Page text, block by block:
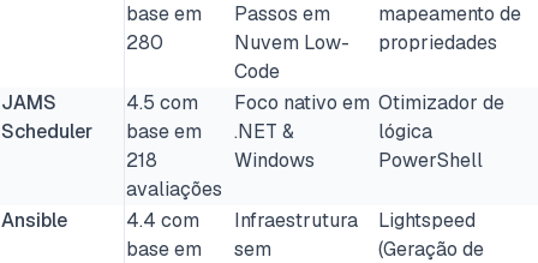
base em
280
Passos em
Nuvem Low-
Code
mapeamento de
propriedades
JAMS
Scheduler
4.5 com
base em
218
avaliações
Foco nativo em
.NET &
Windows
Otimizador de
lógica
PowerShell
Ansible
4.4 com
base em
Infraestrutura
sem
Lightspeed
(Geração de